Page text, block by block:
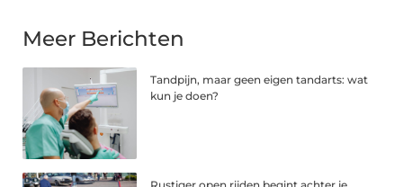
Meer Berichten
Tandpijn, maar geen eigen tandarts: wat
kun je doen?